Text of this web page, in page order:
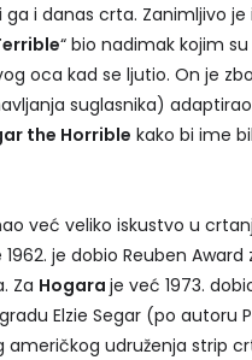
ga i danas crta. Zanimljivo
“ bio nadimak kojim
oca kad se ljutio. On je
suglasnika)
the Horrible kako bi ime
već veliko iskustvo u
je dobio Reuben Award
Za Hogara je već 1973.
Elzie Segar (po autoru
američkog udruženja strip